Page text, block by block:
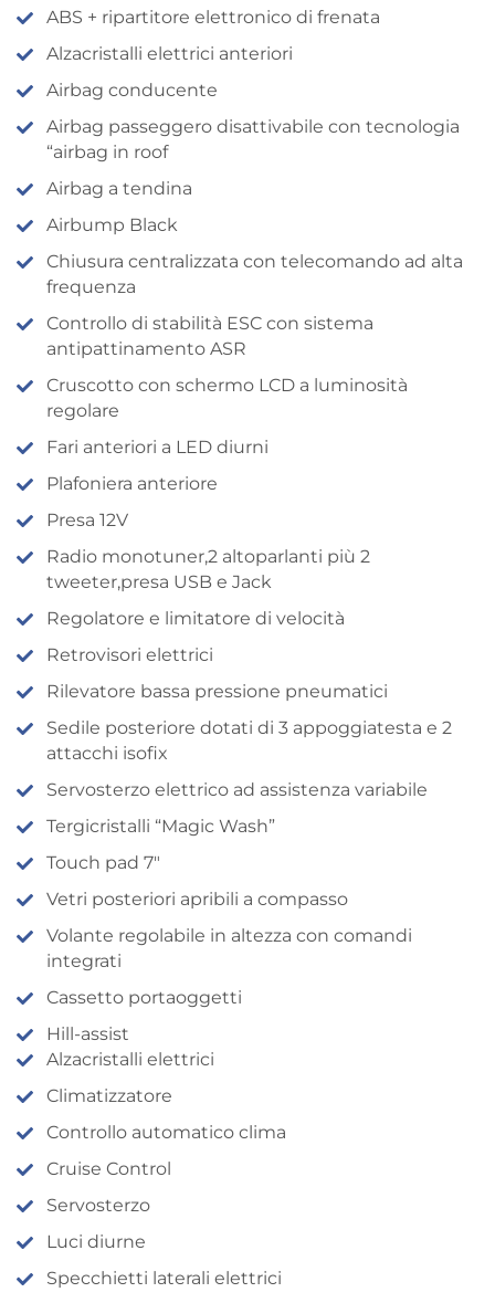
ABS + ripartitore elettronico di frenata
Alzacristalli elettrici anteriori
Airbag conducente
Airbag passeggero disattivabile con tecnologia
“airbag in roof
Airbag a tendina
Airbump Black
Chiusura centralizzata con telecomando ad alta
frequenza
Controllo di stabilità ESC con sistema
antipattinamento ASR
Cruscotto con schermo LCD a luminosità
regolare
Fari anteriori a LED diurni
Plafoniera anteriore
Presa 12V
Radio monotuner,2 altoparlanti più 2
tweeter,presa USB e Jack
Regolatore e limitatore di velocità
Retrovisori elettrici
Rilevatore bassa pressione pneumatici
Sedile posteriore dotati di 3 appoggiatesta e 2
attacchi isofix
Servosterzo elettrico ad assistenza variabile
Tergicristalli “Magic Wash”
Touch pad 7″
Vetri posteriori apribili a compasso
Volante regolabile in altezza con comandi
integrati
Cassetto portaoggetti
Hill-assist
Alzacristalli elettrici
Climatizzatore
Controllo automatico clima
Cruise Control
Servosterzo
Luci diurne
Specchietti laterali elettrici